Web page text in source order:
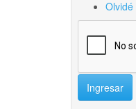
Ingresar